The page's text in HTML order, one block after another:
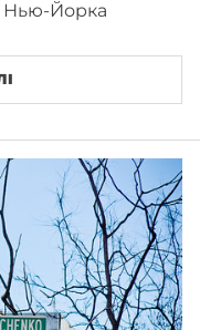
Нью-Йорка